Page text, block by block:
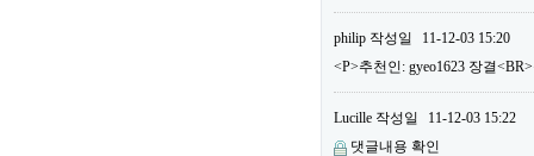
philip 작성일
11-12-03 15:20
<P>추천인: gyeo1623 장결
Lucille 작성일
11-12-03 15:22
댓글내용 확인